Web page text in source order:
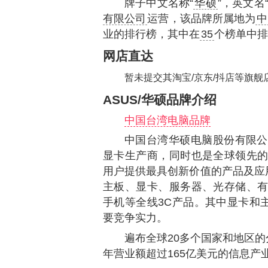
牌子中文名称“华硕 ”，英文名“
有限公司 运营，该品牌所属地为
业的排行榜，其中在 35个榜单中
网店直达
暂未提交其淘宝/京东/抖店等旗舰
ASUS/华硕品牌介绍
中国台湾电脑品牌
中国台湾华硕电脑股份有限
显卡生产商，同时也是全球领先
用户提供最具创新价值的产品及
主板、显卡、服务器、光存储、
手机等全线3C产品。其中显卡和
要竞争实力。
遍布全球20多个国家和地区
年营业额超过165亿美元的信息产